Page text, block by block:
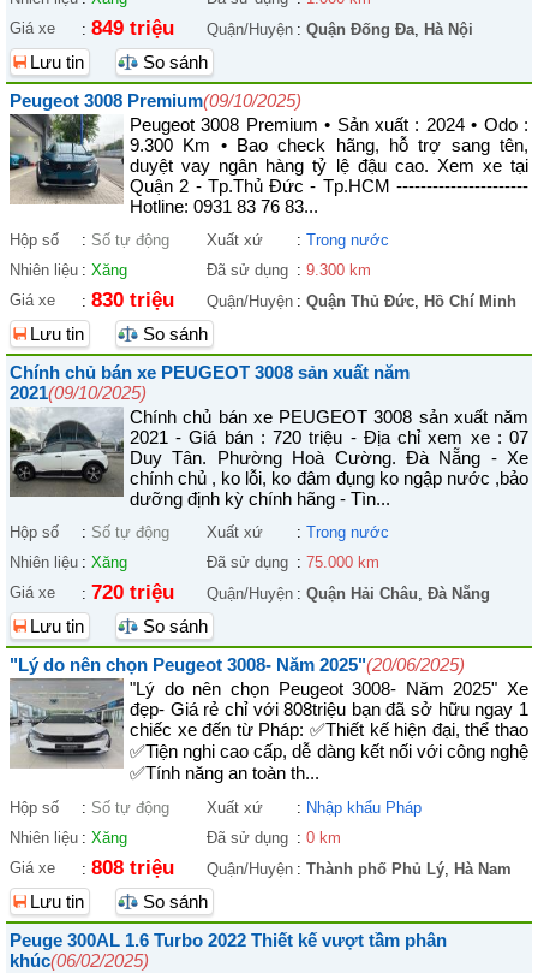
Giá xe
: 849 triệu Quận/Huyện : Quận Đống Đa, Hà Nội
Lưu tin
So sánh
Peugeot 3008 Premium(09/10/2025)
Peugeot 3008 Premium • Sản xuất : 2024 • Odo :
9.300 Km • Bao check hãng, hỗ trợ sang tên,
duyệt vay ngân hàng tỷ lệ đậu cao. Xem xe tại
Quận 2 - Tp.Thủ Đức - Tp.HCM ----------------------
Hotline: 0931 83 76 83...
Hộp số : Số tự động Xuất xứ : Trong nước
Nhiên liệu : Xăng Đã sử dụng : 9.300 km
Giá xe
: 830 triệu Quận/Huyện : Quận Thủ Đức, Hồ Chí Minh
Lưu tin
So sánh
Chính chủ bán xe PEUGEOT 3008 sản xuất năm
2021(09/10/2025)
Chính chủ bán xe PEUGEOT 3008 sản xuất năm
2021 - Giá bán : 720 triệu - Địa chỉ xem xe : 07
Duy Tân. Phường Hoà Cường. Đà Nẵng - Xe
chính chủ , ko lỗi, ko đâm đụng ko ngập nước ,bảo
dưỡng định kỳ chính hãng - Tìn...
Hộp số : Số tự động Xuất xứ : Trong nước
Nhiên liệu : Xăng Đã sử dụng : 75.000 km
Giá xe
: 720 triệu Quận/Huyện : Quận Hải Châu, Đà Nẵng
Lưu tin
So sánh
"Lý do nên chọn Peugeot 3008- Năm 2025"(20/06/2025)
"Lý do nên chọn Peugeot 3008- Năm 2025" Xe
đẹp- Giá rẻ chỉ với 808triệu bạn đã sở hữu ngay 1
chiếc xe đến từ Pháp: ✅Thiết kế hiện đại, thể thao
✅Tiện nghi cao cấp, dễ dàng kết nối với công nghệ
✅Tính năng an toàn th...
Hộp số : Số tự động Xuất xứ : Nhập khẩu Pháp
Nhiên liệu : Xăng Đã sử dụng : 0 km
Giá xe
: 808 triệu Quận/Huyện : Thành phố Phủ Lý, Hà Nam
Lưu tin
So sánh
Peuge 300AL 1.6 Turbo 2022 Thiết kế vượt tầm phân
khúc(06/02/2025)